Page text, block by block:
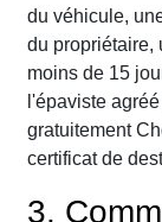
du véhicule,
du propriétaire,
moins de 15
l'épaviste
gratuitement
certificat de
3.